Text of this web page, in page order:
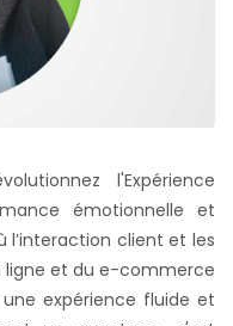
l'Expérience
émotionnelle et
client et les
ligne et du e-commerce
expérience fluide et